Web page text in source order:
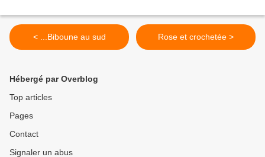
< ...Biboune au sud Rose et crochetée >
Hébergé par Overblog
Top articles
Pages
Contact
Signaler un abus